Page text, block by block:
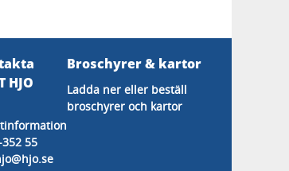
HJO
55
Broschyrer & kartor
Ladda ner eller beställ
broschyrer och kartor